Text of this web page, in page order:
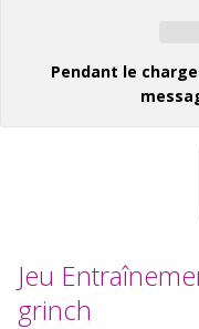
Pendant le
Jeu
grinch